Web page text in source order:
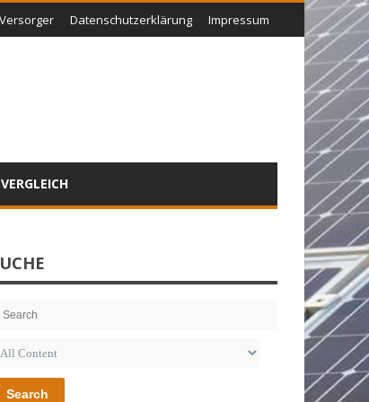
Versorger Datenschutzerklärung Impressum
Search